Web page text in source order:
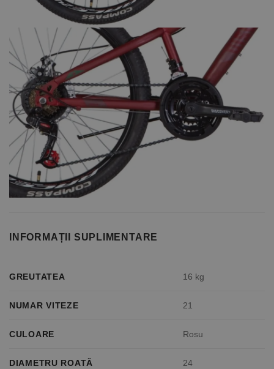
INFORMAȚII SUPLIMENTARE
GREUTATEA 16 kg
NUMAR VITEZE 21
CULOARE Rosu
DIAMETRU ROATĂ 24